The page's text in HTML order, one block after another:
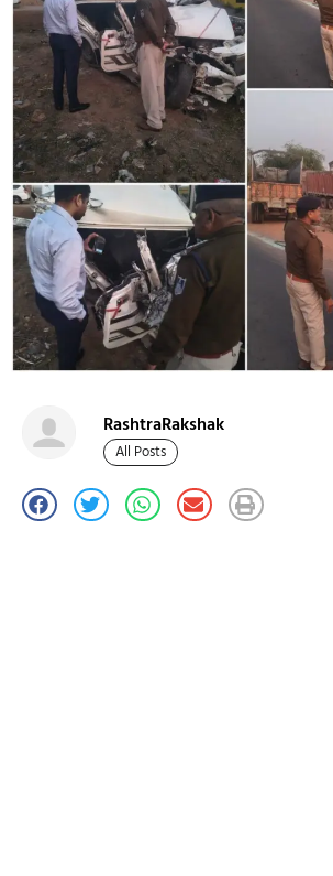
RashtraRakshak
All Posts